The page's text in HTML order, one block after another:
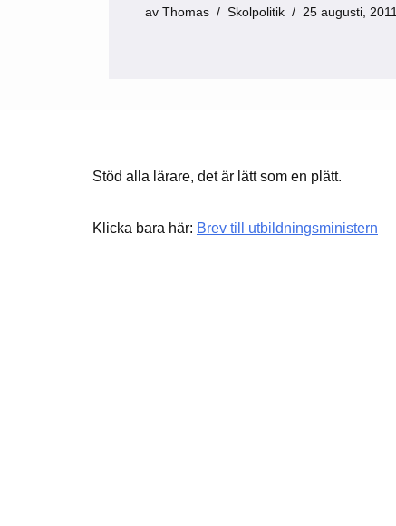
av Thomas Skolpolitik 25 augusti, 2011
Stöd alla lärare, det är lätt som en plätt.
Klicka bara här: Brev till utbildningsministern